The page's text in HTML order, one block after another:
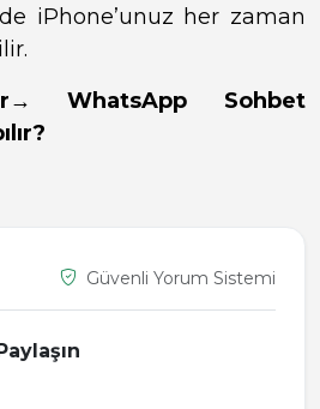
iPhone’unuz her zaman
WhatsApp Sohbet
Güvenli Yorum Sistemi